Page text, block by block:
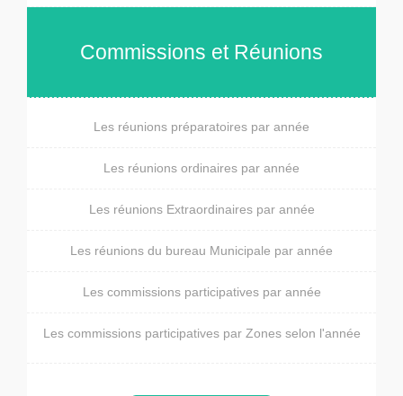
Commissions et Réunions
Les réunions préparatoires par année
Les réunions ordinaires par année
Les réunions Extraordinaires par année
Les réunions du bureau Municipale par année
Les commissions participatives par année
Les commissions participatives par Zones selon l'année